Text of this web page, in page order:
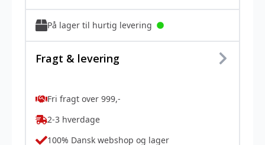
På lager til hurtig levering
Fragt & levering
Fri fragt over 999,-
2-3 hverdage
100% Dansk webshop og lager